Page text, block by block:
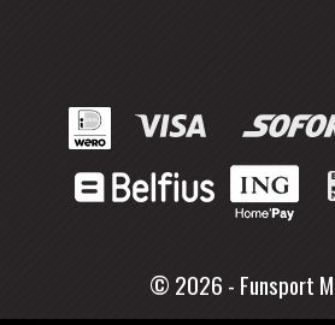
© 2026 - Funsport